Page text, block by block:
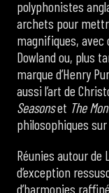
polyphonistes
archets pour
magnifiques, avec
Dowland ou, plus
marque d’Henry
aussi l’art de
Seasonset The
philosophiques
Réunies autour de
d’exception
d’harmonies